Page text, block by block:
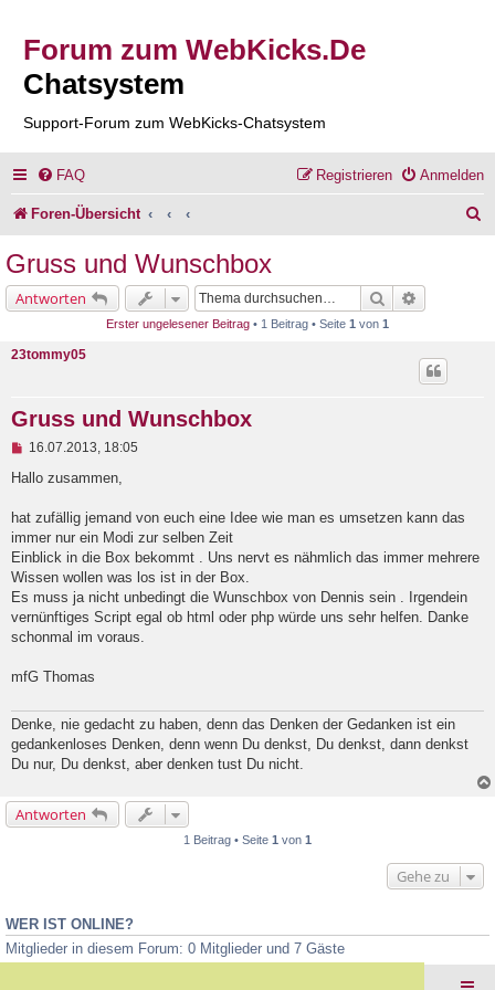
Forum zum WebKicks.De
Chatsystem
Support-Forum zum WebKicks-Chatsystem
FAQ Anmelden
Registrieren
Foren-Übersicht
Gruss und Wunschbox
Antworten Suche
Erster ungelesener Beitrag • 1 Beitrag • Seite 1 von 1
23tommy05
Gruss und Wunschbox
U
g
e
s
e
n
e
r
B
e
r
g
16.07.2013, 18:05
Hallo zusammen,
hat zufällig jemand von euch eine Idee wie man es umsetzen kann das
immer nur ein Modi zur selben Zeit
Einblick in die Box bekommt . Uns nervt es nähmlich das immer mehrere
Wissen wollen was los ist in der Box.
Es muss ja nicht unbedingt die Wunschbox von Dennis sein . Irgendein
vernünftiges Script egal ob html oder php würde uns sehr helfen. Danke
schonmal im voraus.
mfG Thomas
Denke, nie gedacht zu haben, denn das Denken der Gedanken ist ein
gedankenloses Denken, denn wenn Du denkst, Du denkst, dann denkst
Du nur, Du denkst, aber denken tust Du nicht.
Antworten
1 Beitrag • Seite 1 von 1
Gehe zu
WER IST ONLINE?
Mitglieder in diesem Forum: 0 Mitglieder und 7 Gäste